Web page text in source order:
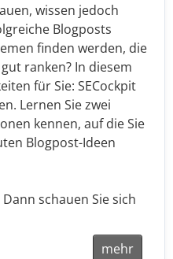
wissen jedoch
Blogposts
finden werden, die
ranken? In diesem
für Sie: SECockpit
Lernen Sie zwei
kennen, auf die Sie
Blogpost-Ideen
schauen Sie sich
mehr